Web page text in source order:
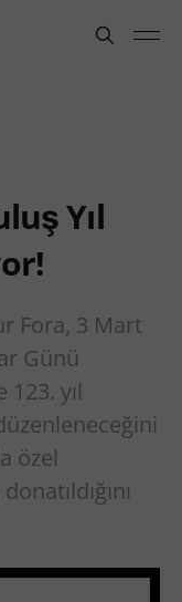
Yıl
Fora, 3 Mart
Günü
yıl
özel